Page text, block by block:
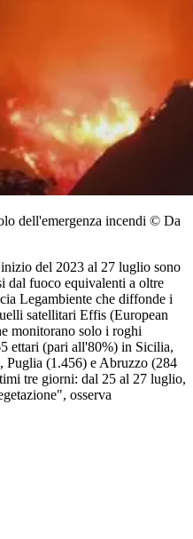
dell'emergenza incendi © Da
del 2023 al 27 luglio sono
dal fuoco equivalenti a oltre
Legambiente che diffonde i
satellitari Effis (European
monitorano solo i roghi
ettari (pari all'80%) in Sicilia,
Puglia (1.456) e Abruzzo (284
tre giorni: dal 25 al 27 luglio,
osserva